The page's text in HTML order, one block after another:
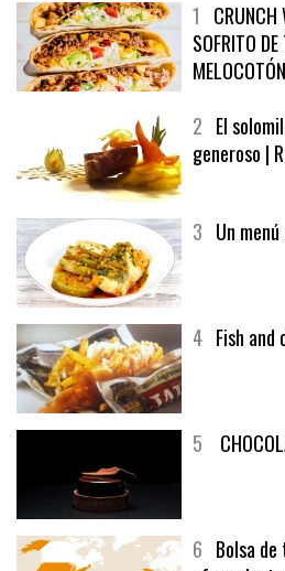
1 CRUNCH
SOFRITO
MELOCOTÓN
2 El
generoso |
3 Un
4 Fish and
5
6 Bolsa